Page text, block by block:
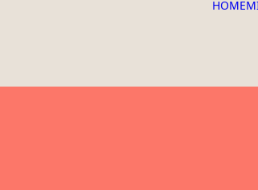
HOME